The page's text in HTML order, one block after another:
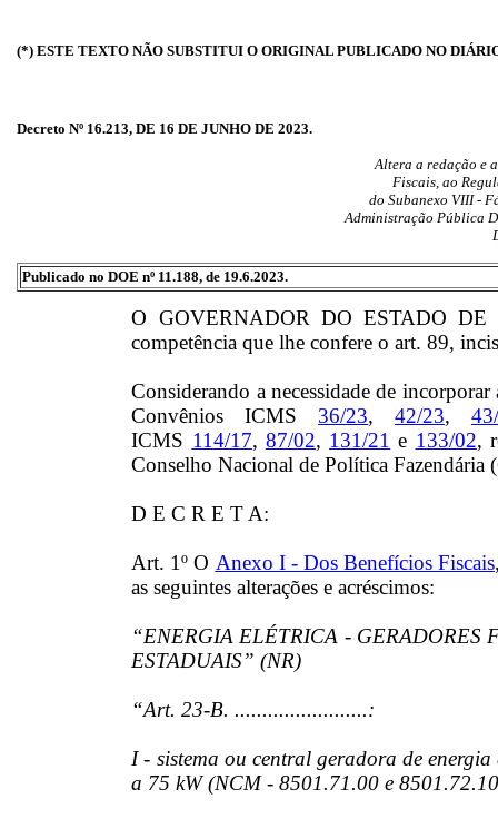
(*) ESTE TEXTO NÃO SUBSTITUI O ORIGINAL PUBLICADO NO
Decreto Nº 16.213, DE 16 DE JUNHO DE 2023.
Altera a redação e
Fiscais, ao
do Subanexo VIII -
Administração Pública
Publicado no DOE nº 11.188, de 19.6.2023.
O GOVERNADOR DO ESTADO
competência que lhe confere o art. 89,
Considerando a necessidade de
Convênios ICMS 36/23,42/23,
ICMS 114/17, 87/02, 131/21 e 133/02,
Conselho Nacional de Política Fazendária
D E C R E T A:
Art. 1º O Anexo I - Dos Benefícios Fiscais
as seguintes alterações e acréscimos:
“ENERGIA ELÉTRICA - GERADORES
ESTADUAIS” (NR)
“Art. 23-B. ........................:
I - sistema ou central geradora de
a 75 kW (NCM - 8501.71.00 e